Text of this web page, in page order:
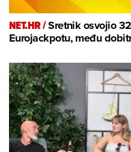
NET.HR /Sretnik osvojio
Eurojackpotu, među